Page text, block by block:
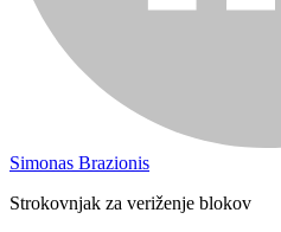
Simonas Brazionis
Strokovnjak za veriženje blokov